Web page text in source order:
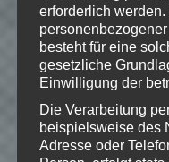
© 2016
Wie
erforderlich
besteht für eine
gesetzliche
Einwilligung der
Die Verarbeitung
beispielsweise des
Adresse oder